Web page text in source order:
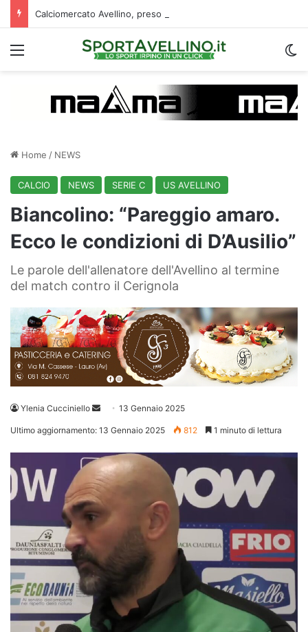
Menu
Home / NEWS
CALCIO NEWS SERIE C US AVELLINO
Biancolino: “Pareggio amaro.
Ecco le condizioni di D’Ausilio”
Le parole dell'allenatore dell'Avellino al termine
del match contro il Cerignola
Ylenia Cucciniello
Invia 13 Gennaio 2025
Ultimo aggiornamento: 13 Gennaio 2025 812 1 minuto di lettura